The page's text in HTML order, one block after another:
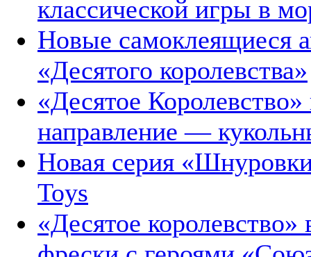
классической игры в
Новые самоклеящиеся
«Десятого королевства»
«Десятое Королевство»
направление —
Новая серия
Toys
«Десятое